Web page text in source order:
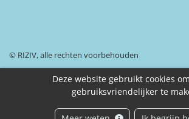
Deze website gebruikt cookies
gebruiksvriendelijker te
© RIZIV, alle rechten voorbehouden
Toegankelijkheidsverklaring
Beveiliging van uw persoonsgegevens